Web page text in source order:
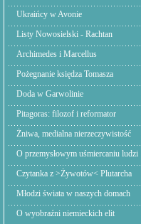
Ukraińcy w Avonie
Listy Nowosielski - Rachtan
Archimedes i Marcellus
Pożegnanie księdza Tomasza
Doda w Garwolinie
Pitagoras: filozof i reformator
Żniwa, medialna nierzeczywistość
O przemysłowym uśmiercaniu ludzi
Czytanka z >Żywotów< Plutarcha
Młodzi świata w naszych domach
O wyobraźni niemieckich elit